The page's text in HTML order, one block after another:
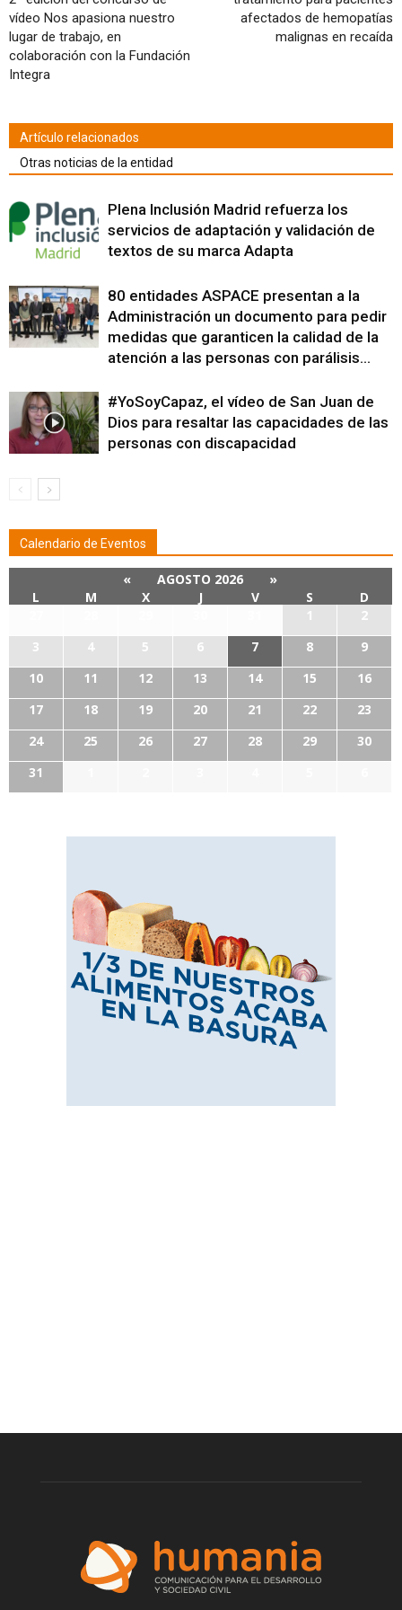
ventana
nueva)
ventana
nueva)
ventana
nueva)
ventana
nueva)
ventana
nueva)
ventanaventana
nueva)
(Se
abre
en
una
ventana
vídeo Nos apasiona nuestro
lugar de trabajo, en
colaboración con la Fundación
Integra
afectados de hemopatías
malignas en recaída
Artículo relacionados
Otras noticias de la entidad
Plena Inclusión Madrid refuerza los
servicios de adaptación y validación de
textos de su marca Adapta
80 entidades ASPACE presentan a la
Administración un documento para pedir
medidas que garanticen la calidad de la
atención a las personas con parálisis...
#YoSoyCapaz, el vídeo de San Juan de
Dios para resaltar las capacidades de las
personas con discapacidad
Calendario de Eventos
« AGOSTO 2026
»
L
M X J V S
D
1
2
3
4 5 6 7 8
9
10
11 12 13 14 15
16
17
18 19 20 21 22
23
24
25 26 27 28 29
30
31